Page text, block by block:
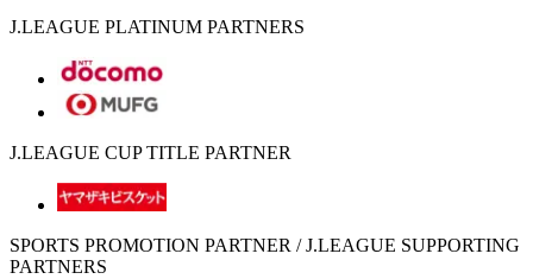
J.LEAGUE PLATINUM PARTNERS
J.LEAGUE CUP TITLE PARTNER
SPORTS PROMOTION PARTNER / J.LEAGUE SUPPORTING
PARTNERS